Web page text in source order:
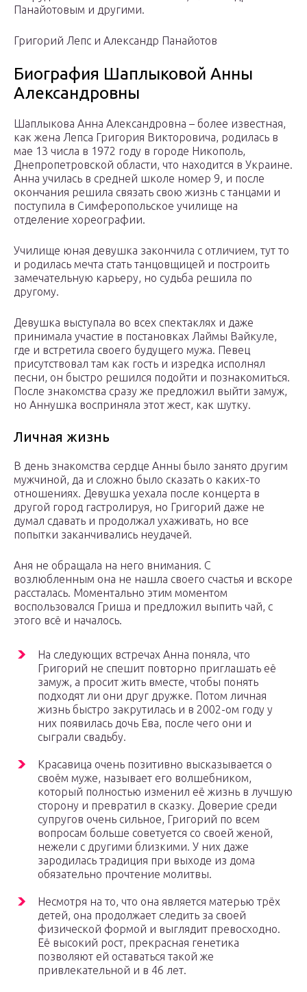
Панайотовым и другими.
Григорий Лепс и Александр Панайотов
Биография Шаплыковой Анны
Александровны
Шаплыкова Анна Александровна – более известная,
как жена Лепса Григория Викторовича, родилась в
мае 13 числа в 1972 году в городе Никополь,
Днепропетровской области, что находится в Украине.
Анна училась в средней школе номер 9, и после
окончания решила связать свою жизнь с танцами и
поступила в Симферопольское училище на
отделение хореографии.
Училище юная девушка закончила с отличием, тут то
и родилась мечта стать танцовщицей и построить
замечательную карьеру, но судьба решила по
другому.
Девушка выступала во всех спектаклях и даже
принимала участие в постановках Лаймы Вайкуле,
где и встретила своего будущего мужа. Певец
присутствовал там как гость и изредка исполнял
песни, он быстро решился подойти и познакомиться.
После знакомства сразу же предложил выйти замуж,
но Аннушка восприняла этот жест, как шутку.
Личная жизнь
В день знакомства сердце Анны было занято другим
мужчиной, да и сложно было сказать о каких-то
отношениях. Девушка уехала после концерта в
другой город гастролируя, но Григорий даже не
думал сдавать и продолжал ухаживать, но все
попытки заканчивались неудачей.
Аня не обращала на него внимания. С
возлюбленным она не нашла своего счастья и вскоре
рассталась. Моментально этим моментом
воспользовался Гриша и предложил выпить чай, с
этого всё и началось.
На следующих встречах Анна поняла, что
Григорий не спешит повторно приглашать её
замуж, а просит жить вместе, чтобы понять
подходят ли они друг дружке. Потом личная
жизнь быстро закрутилась и в 2002-ом году у
них появилась дочь Ева, после чего они и
сыграли свадьбу.
Красавица очень позитивно высказывается о
своём муже, называет его волшебником,
который полностью изменил её жизнь в лучшую
сторону и превратил в сказку. Доверие среди
супругов очень сильное, Григорий по всем
вопросам больше советуется со своей женой,
нежели с другими близкими. У них даже
зародилась традиция при выходе из дома
обязательно прочтение молитвы.
Несмотря на то, что она является матерью трёх
детей, она продолжает следить за своей
физической формой и выглядит превосходно.
Её высокий рост, прекрасная генетика
позволяют ей оставаться такой же
привлекательной и в 46 лет.